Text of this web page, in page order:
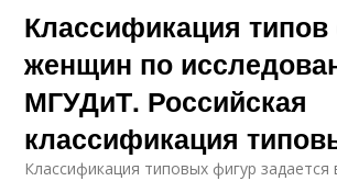
Классификация
женщин по
МГУДиТ. Российская
классификация
Классификация типовых фигур задается